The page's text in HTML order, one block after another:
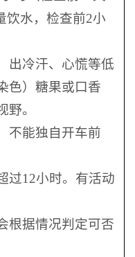
饮水，检查前2小
出冷汗、心慌等低
色）糖果或口香
。
不能独自开车前
过12小时。有活动
根据情况判定可否